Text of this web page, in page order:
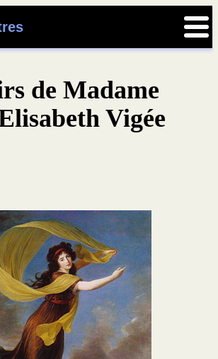
de Madame
Vigée